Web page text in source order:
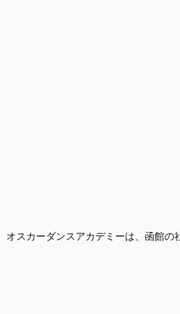
オスカーダンスアカデミーは、函